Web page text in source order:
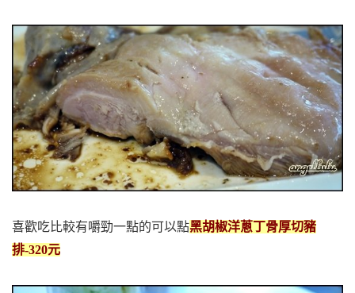
喜歡吃比較有嚼勁一點的可以點黑胡椒洋蔥丁骨厚切豬
排-320元